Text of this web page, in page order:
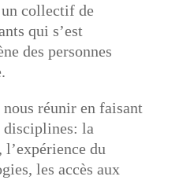
collectif de
qui s’est
des personnes
réunir en faisant
la
l’expérience du
les accès aux